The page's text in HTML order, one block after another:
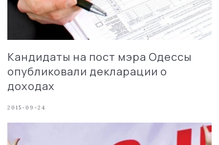
Кандидаты на пост мэра Одессы
опубликовали декларации о
доходах
2015-09-24